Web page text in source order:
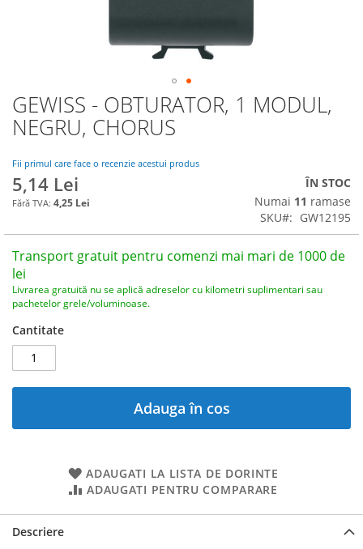
GEWISS - OBTURATOR, 1 MODUL,
NEGRU, CHORUS
Fii primul care face o recenzie acestui produs
5,14 Lei
4,25 Lei
ÎN STOC
Numai 11 ramase
SKU
GW12195
Transport gratuit pentru comenzi mai mari de 1000 de
lei
Livrarea gratuită nu se aplică adreselor cu kilometri suplimentari sau
pachetelor grele/voluminoase.
Cantitate
Adauga în cos
ADAUGATI LA LISTA DE DORINTE
ADAUGATI PENTRU COMPARARE
Skip
to
the
of
the
images
Descriere